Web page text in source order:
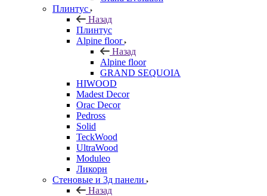
Плинтус
Назад
Плинтус
Alpine floor
Назад
Alpine floor
GRAND SEQUOIA
HIWOOD
Madest Decor
Orac Decor
Pedross
Solid
TeckWood
UltraWood
Moduleo
Ликорн
Стеновые и 3д панели
Назад